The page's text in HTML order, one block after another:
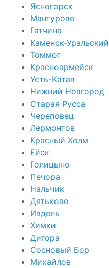
Ясногорск
Мантурово
Гатчина
Каменск-Уральский
Томмот
Красноармейск
Усть-Катав
Нижний Новгород
Старая Русса
Череповец
Лермонтов
Красный Холм
Ейск
Голицыно
Печора
Нальчик
Дятьково
Ивдель
Химки
Дигора
Сосновый Бор
Михайлов